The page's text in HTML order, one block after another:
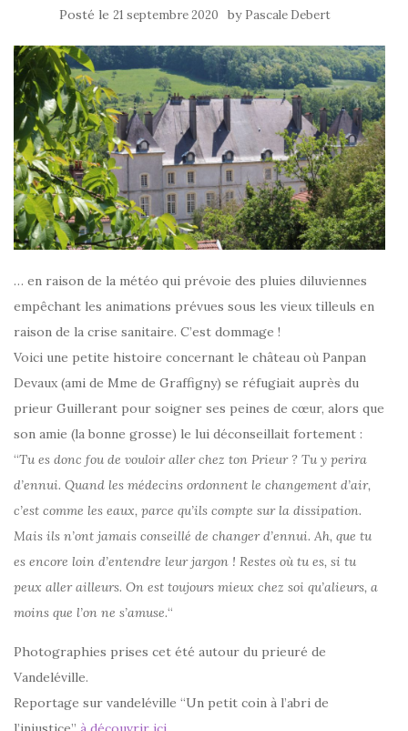
Posté le 21 septembre 2020 by Pascale Debert
… en raison de la météo qui prévoie des pluies diluviennes
empêchant les animations prévues sous les vieux tilleuls en
raison de la crise sanitaire. C’est dommage !
Voici une petite histoire concernant le château où Panpan
Devaux (ami de Mme de Graffigny) se réfugiait auprès du
prieur Guillerant pour soigner ses peines de cœur, alors que
son amie (la bonne grosse) le lui déconseillait fortement :
“Tu es donc fou de vouloir aller chez ton Prieur ? Tu y perira
d’ennui. Quand les médecins ordonnent le changement d’air,
c’est comme les eaux, parce qu’ils compte sur la dissipation.
Mais ils n’ont jamais conseillé de changer d’ennui. Ah, que tu
es encore loin d’entendre leur jargon ! Restes où tu es, si tu
peux aller ailleurs. On est toujours mieux chez soi qu’alieurs, a
moins que l’on ne s’amuse.“
Photographies prises cet été autour du prieuré de
Vandeléville.
Reportage sur vandeléville “Un petit coin à l’abri de